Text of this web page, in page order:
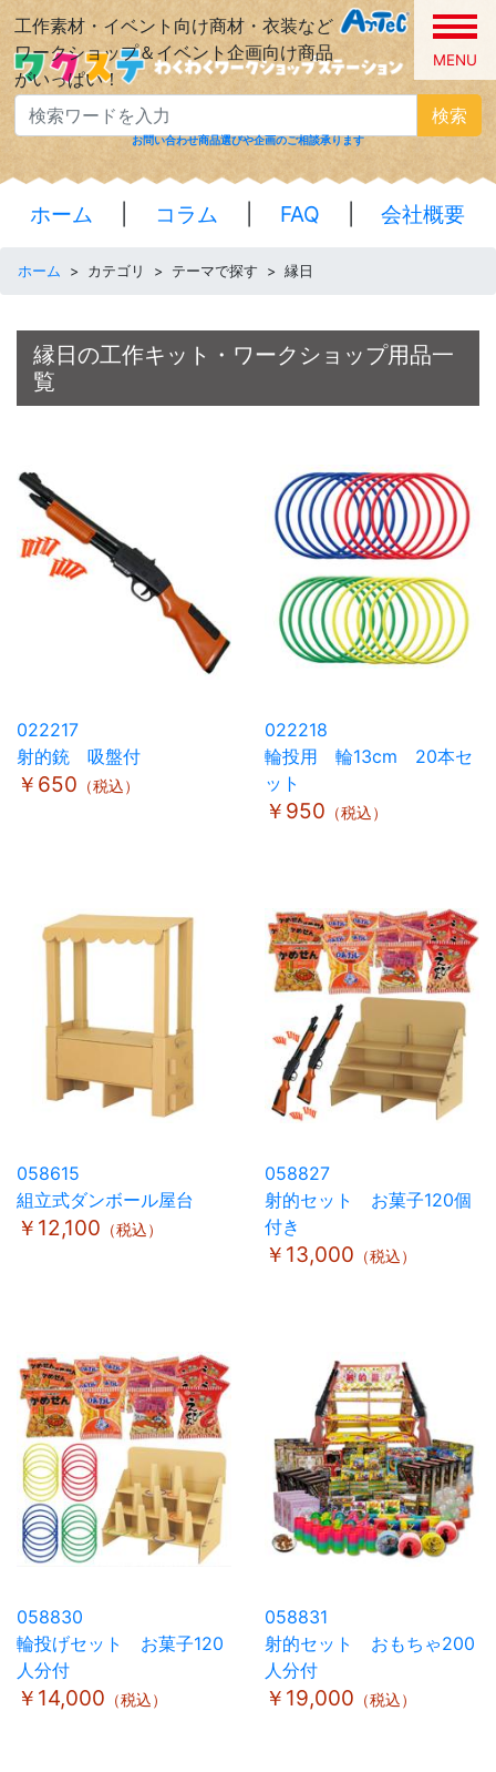
工作素材・イベント向け商材・衣装など
ワークショップ＆イベント企画向け商品
がいっぱい！
MENU
検索
お問い合わせ商品選びや企画のご相談承ります
ホーム コラム FAQ 会社概要
ホーム > カテゴリ > テーマで探す > 縁日
縁日の工作キット・ワークショップ用品一
覧
022217
射的銃 吸盤付
￥650 （税込）
022218
輪投用 輪13cm 20本セ
ット
￥950 （税込）
058615
組立式ダンボール屋台
￥12,100 （税込）
058827
射的セット お菓子120個
付き
￥13,000 （税込）
058830
輪投げセット お菓子120
人分付
￥14,000 （税込）
058831
射的セット おもちゃ200
人分付
￥19,000 （税込）